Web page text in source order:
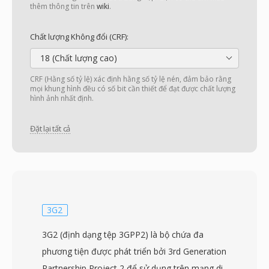
thêm thông tin trên wiki.
Chất lượng Không đổi (CRF):
18 (Chất lượng cao)
CRF (Hằng số tỷ lệ) xác định hằng số tỷ lệ nén, đảm bảo rằng
mọi khung hình đều có số bit cần thiết để đạt được chất lượng
hình ảnh nhất định.
Đặt lại tất cả
3G2
3G2 (định dạng tệp 3GPP2) là bộ chứa đa
phương tiện được phát triển bởi 3rd Generation